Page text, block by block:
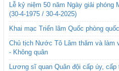
Lễ kỷ niệm 50 năm Ngày giải phóng
(30-4-1975 / 30-4-2025)
Khai mạc Triển lãm Quốc phòng
Chủ tịch Nước Tô Lâm thăm và làm
- Không quân
Lương sĩ quan Quân đội cấp úy,